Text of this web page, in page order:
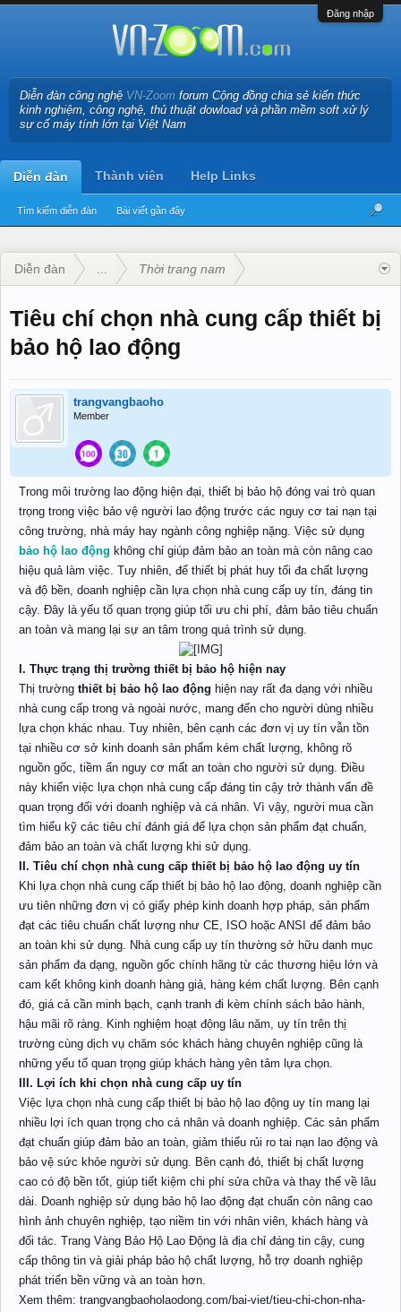
Đăng nhập
Diễn đàn công nghệ VN-Zoom forum Cộng đồng chia sẻ kiến thức
kinh nghiệm, công nghệ, thủ thuật dowload và phần mềm soft xử lý
sự cố máy tính lớn tại Việt Nam
Diễn đàn
Tìm kiếm diễn đàn Bài viết gần đây
Thành viên Help Links
Diễn đàn Thời trang nam
Tiêu chí chọn nhà cung cấp thiết bị
bảo hộ lao động
trangvangbaoho
Member
Trong môi trường lao động hiện đại, thiết bị bảo hộ đóng vai trò quan
trọng trong việc bảo vệ người lao động trước các nguy cơ tai nạn tại
công trường, nhà máy hay ngành công nghiệp nặng. Việc sử dụng
bảo hộ lao động không chỉ giúp đảm bảo an toàn mà còn nâng cao
hiệu quả làm việc. Tuy nhiên, để thiết bị phát huy tối đa chất lượng
và độ bền, doanh nghiệp cần lựa chọn nhà cung cấp uy tín, đáng tin
cậy. Đây là yếu tố quan trọng giúp tối ưu chi phí, đảm bảo tiêu chuẩn
an toàn và mang lại sự an tâm trong quá trình sử dụng.
I. Thực trạng thị trường thiết bị bảo hộ hiện nay
Thị trường thiết bị bảo hộ lao động hiện nay rất đa dạng với nhiều
nhà cung cấp trong và ngoài nước, mang đến cho người dùng nhiều
lựa chọn khác nhau. Tuy nhiên, bên cạnh các đơn vị uy tín vẫn tồn
tại nhiều cơ sở kinh doanh sản phẩm kém chất lượng, không rõ
nguồn gốc, tiềm ẩn nguy cơ mất an toàn cho người sử dụng. Điều
này khiến việc lựa chọn nhà cung cấp đáng tin cậy trở thành vấn đề
quan trọng đối với doanh nghiệp và cá nhân. Vì vậy, người mua cần
tìm hiểu kỹ các tiêu chí đánh giá để lựa chọn sản phẩm đạt chuẩn,
đảm bảo an toàn và chất lượng khi sử dụng.
II. Tiêu chí chọn nhà cung cấp thiết bị bảo hộ lao động uy tín
Khi lựa chọn nhà cung cấp thiết bị bảo hộ lao động, doanh nghiệp cần
ưu tiên những đơn vị có giấy phép kinh doanh hợp pháp, sản phẩm
đạt các tiêu chuẩn chất lượng như CE, ISO hoặc ANSI để đảm bảo
an toàn khi sử dụng. Nhà cung cấp uy tín thường sở hữu danh mục
sản phẩm đa dạng, nguồn gốc chính hãng từ các thương hiệu lớn và
cam kết không kinh doanh hàng giả, hàng kém chất lượng. Bên cạnh
đó, giá cả cần minh bạch, cạnh tranh đi kèm chính sách bảo hành,
hậu mãi rõ ràng. Kinh nghiệm hoạt động lâu năm, uy tín trên thị
trường cùng dịch vụ chăm sóc khách hàng chuyên nghiệp cũng là
những yếu tố quan trọng giúp khách hàng yên tâm lựa chọn.
III. Lợi ích khi chọn nhà cung cấp uy tín
Việc lựa chọn nhà cung cấp thiết bị bảo hộ lao động uy tín mang lại
nhiều lợi ích quan trọng cho cá nhân và doanh nghiệp. Các sản phẩm
đạt chuẩn giúp đảm bảo an toàn, giảm thiểu rủi ro tai nạn lao động và
bảo vệ sức khỏe người sử dụng. Bên cạnh đó, thiết bị chất lượng
cao có độ bền tốt, giúp tiết kiệm chi phí sửa chữa và thay thế về lâu
dài. Doanh nghiệp sử dụng bảo hộ lao động đạt chuẩn còn nâng cao
hình ảnh chuyên nghiệp, tạo niềm tin với nhân viên, khách hàng và
đối tác. Trang Vàng Bảo Hộ Lao Động là địa chỉ đáng tin cậy, cung
cấp thông tin và giải pháp bảo hộ chất lượng, hỗ trợ doanh nghiệp
phát triển bền vững và an toàn hơn.
Xem thêm: trangvangbaoholaodong.com/bai-viet/tieu-chi-chon-nha-